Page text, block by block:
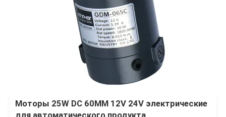
Моторы 25W DC 60MM 12V 24V электрические